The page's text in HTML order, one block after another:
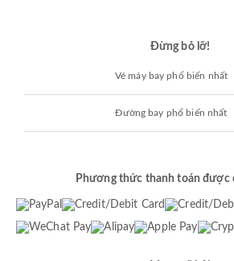
Đừng bỏ lỡ!
Vé máy bay phổ biến nhất
Đường bay phổ biến nhất
Phương thức thanh toán được